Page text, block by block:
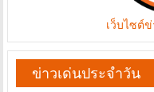
เว็บไซต์
ข่าวเด่นประจำวัน